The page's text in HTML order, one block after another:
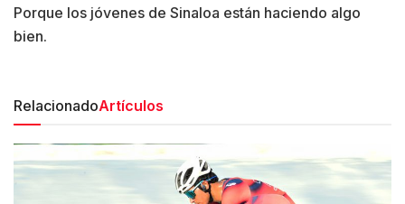
Porque los jóvenes de Sinaloa están haciendo algo
bien.
RelacionadoArtículos